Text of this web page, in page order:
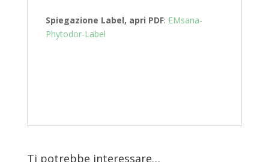
Spiegazione Label, apri PDF: EMsana-
Phytodor-Label
Ti potrebbe interessare…